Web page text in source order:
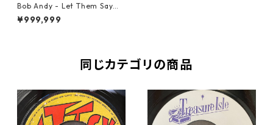
Bob Andy - Let Them Say【7
-21523】
¥999,999
同じカテゴリの商品